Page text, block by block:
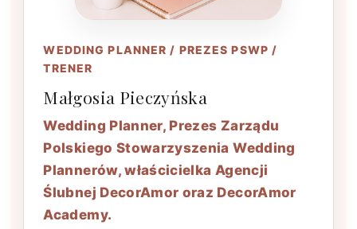
WEDDING PLANNER / PREZES PSWP /
TRENER
Małgosia Pieczyńska
Wedding Planner, Prezes Zarządu
Polskiego Stowarzyszenia Wedding
Plannerów, właścicielka Agencji
Ślubnej DecorAmor oraz DecorAmor
Academy.